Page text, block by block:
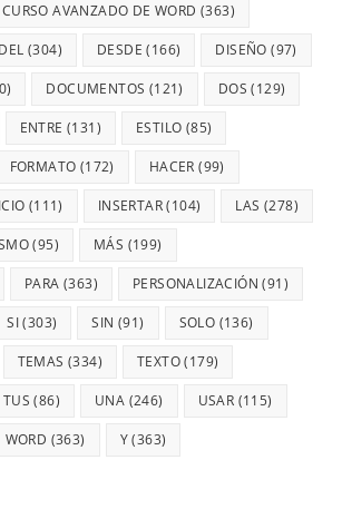
CURSO AVANZADO DE WORD (363)
DEL (304) DESDE (166) DISEÑO (97)
DOCUMENTOS (121) DOS (129)
ENTRE (131) ESTILO (85)
FORMATO (172) HACER (99)
(111) INSERTAR(104) LAS (278)
(95) MÁS (199)
PARA (363) PERSONALIZACIÓN (91)
SI(303) SIN (91) SOLO (136)
TEMAS (334) TEXTO(179)
TUS (86) UNA (246) USAR (115)
WORD (363) Y(363)